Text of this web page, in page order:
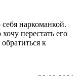
наркоманкой.
перестать его
к